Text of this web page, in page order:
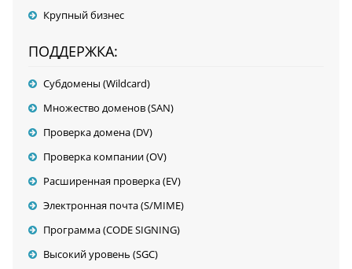
Крупный бизнес
ПОДДЕРЖКА:
Субдомены (Wildcard)
Множество доменов (SAN)
Проверка домена (DV)
Проверка компании (OV)
Расширенная проверка (EV)
Электронная почта (S/MIME)
Программа (CODE SIGNING)
Высокий уровень (SGC)